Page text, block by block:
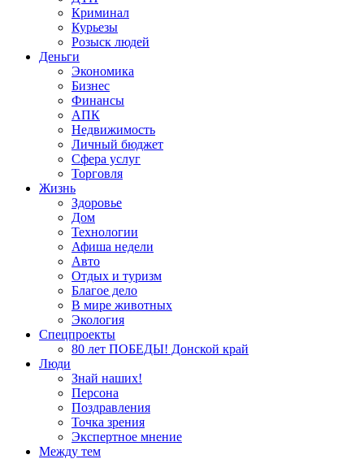
Криминал
Курьезы
Розыск людей
Деньги
Экономика
Бизнес
Финансы
АПК
Недвижимость
Личный бюджет
Сфера услуг
Торговля
Жизнь
Здоровье
Дом
Технологии
Афиша недели
Авто
Отдых и туризм
Благое дело
В мире животных
Экология
Спецпроекты
80 лет ПОБЕДЫ! Донской край
Люди
Знай наших!
Персона
Поздравления
Точка зрения
Экспертное мнение
Между тем